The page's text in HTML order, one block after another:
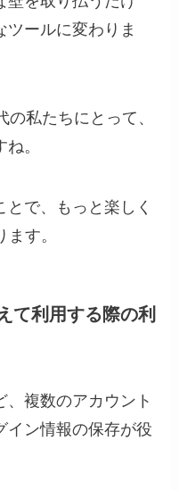
ツールに変わりま
私たちにとって、
。
で、もっと楽しく
す。
て利用する際の利
複数のアカウント
イン情報の保存が役